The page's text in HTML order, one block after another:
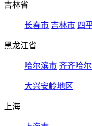
吉林省
长春市 吉林市 四
黑龙江省
哈尔滨市 齐齐哈
大兴安岭地区
上海